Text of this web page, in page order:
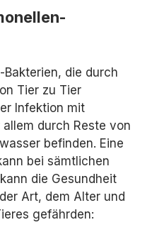
die durch
Tier zu Tier
Infektion mit
durch Reste von
befinden. Eine
bei sämtlichen
die Gesundheit
Art, dem Alter und
gefährden: